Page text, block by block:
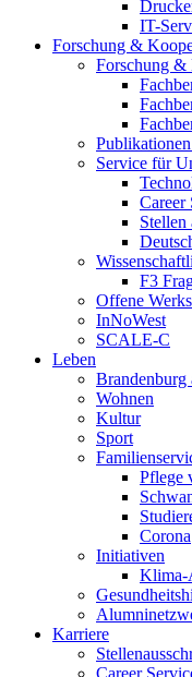
IT-
Forschung &
Forschung &
Service für
Career
Stellen
F3
Offene
InNoWest
SCALE-C
Leben
Brandenburg
Wohnen
Kultur
Sport
Pflege
Corona
Initiativen
Klima-
Karriere
Career